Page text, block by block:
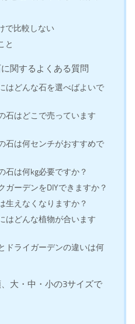
で比較しない
と
関するよくある質問
はどんな石を選べばよいで
石はどこで売っています
石は何センチがおすすめで
石は何kg必要ですか？
ガーデンをDIYできますか？
生えなくなりますか？
はどんな植物が合います
ドライガーデンの違いは何
大・中・小の3サイズで